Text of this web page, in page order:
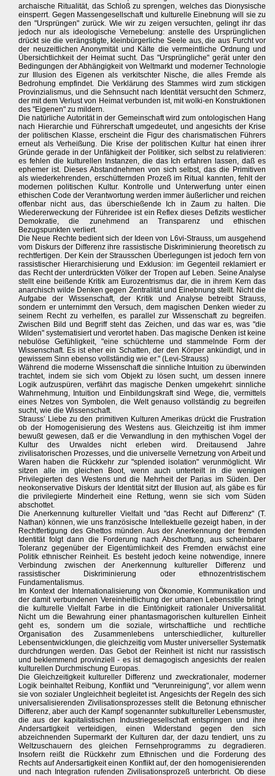
archaische Ritualität, das Schloß zu sprengen, welches das Dionysische
einsperrt. Gegen Massengesellschaft und kulturelle Einebnung will sie zu
den "Ursprüngen" zurück. Wie wir zu zeigen versuchten, gelingt ihr das
jedoch nur als ideologische Vernebelung: anstelle des Ursprünglichen
drückt sie die verängstigte, kleinbürgerliche Seele aus, die aus Furcht vor
der neuzeitlichen Anonymität und Kälte die vermeintliche Ordnung und
Übersichtlichkeit der Heimat sucht. Das "Ursprüngliche" gerät unter den
Bedingungen der Abhängigkeit von Weltmarkt und moderner Technologie
zur Illusion des Eigenen als verkitschter Nische, die alles Fremde als
Bedrohung empfindet. Die Verklärung des Stammes wird zum stickigen
Provinzialismus, und die Sehnsucht nach Identität versucht den Schmerz,
der mit dem Verlust von Heimat verbunden ist, mit wolki-en Konstruktionen
des "Eigenen" zu mildern.
Die natürliche Autorität in der Gemeinschaft wird zum ontologischen Hang
nach Hierarchie und Führerschaft umgedeutet, und angesichts der Krise
der politischen Klasse, erscheint die Figur des charismatischen Führers
erneut als Verheißung. Die Krise der politischen Kultur hat einen ihrer
Gründe gerade in der Unfähigkeit der Politiker, sich selbst zu relativieren:
es fehlen die kulturellen Instanzen, die das Ich erfahren lassen, daß es
ephemer ist. Dieses Abstandnehmen von sich selbst, das die Primitiven
als wiederkehrenden, erschütternden Prozeß im Ritual kannten, fehlt der
modernen politischen Kultur. Kontrolle und Unterwerfung unter einen
ethischen Code der Verantwortung werden immer äußerlicher und reichen
offenbar nicht aus, das überschießende Ich in Zaum zu halten. Die
Wiedererweckung der Führeridee ist ein Reflex dieses Defizits westlicher
Demokratie, die zunehmend an Transparenz und ethischen
Bezugspunkten verliert.
Die Neue Rechte bedient sich der Ideen von L6vi-Strauss, um ausgehend
vom Diskurs der Differenz ihre rassistische Diskriminierung theoretisch zu
rechtfertigen. Der Kein der Strausschen Überlegungen ist jedoch fern von
rassistischer Hierarchisierung und Exklusion: im Gegenteil reklamiert er
das Recht der unterdrückten Völker der Tropen auf Leben. Seine Analyse
stellt eine beißende Kritik am Eurozentrismus dar, die in ihrem Kern das
anarchisch wilde Denken gegen Zentralität und Einebnung stellt. Nicht die
Aufgabe der Wissenschaft, der Kritik und Analyse betreibt Strauss,
sondern er unternimmt den Versuch, dem magischen Denken wieder zu
seinem Recht zu verhelfen, es parallel zur Wissenschaft zu begreifen.
Zwischen Bild und Begriff steht das Zeichen, und das war es, was "die
Wilden" systematisiert und verortet haben. Das magische Denken ist keine
nebulöse Gefühligkeit, "eine schüchterne und stammelnde Form der
Wissenschaft. Es ist eher ein Schatten, der den Körper ankündigt, und in
gewissem Sinn ebenso vollständig wie er." (Levi-Strauss)
Während die moderne Wissenschaft die sinnliche Intuition zu überwinden
trachtet, indem sie sich vom Objekt zu lösen sucht, um dessen innere
Logik aufzuspüren, verfährt das magische Denken umgekehrt: sinnliche
Wahrnehmung, Intuition und Einbildungskraft sind Wege, die, vermittels
eines Netzes von Symbolen, die Welt genauso vollständig zu begreifen
sucht, wie die Wissenschaft.
Strauss’ Liebe zu den primitiven Kulturen Amerikas drückt die Frustration
ob der Homogenisierung des Westens aus. Gleichzeitig ist ihm immer
bewußt gewesen, daß er die Verwandlung in den mythischen Vogel der
Kultur des Urwaldes nicht erleben wird. Dreitausend Jahre
zivilisatorischen Prozesses, und die universelle Vernetzung von Arbeit und
Waren haben die Rückkehr zur "splended isolation" verunmöglicht. Wir
sitzen alle im gleichen Boot, wenn auch unterteilt in die wenigen
Privilegierten des Westens und die Mehrheit der Parias im Süden. Der
neokonservative Diskurs der Identität sitzt der Illusion auf, als gäbe es für
die privilegierte Minderheit eine Rettung, wenn sie sich vom Süden
abschottet.
Die Anerkennung kultureller Vielfalt und "das Recht auf Differenz" (T.
Nathan) können, wie uns französische Intellektuelle gezeigt haben, in der
Rechtfertigung des Ghettos münden. Aus der Anerkennung der fremden
Identität folgt dann die Forderung nach Abschottung, aus scheinbarer
Toleranz gegenüber der Eigentümlichkeit des Fremden erwächst eine
Politik ethnischer Reinheit. Es besteht jedoch keine notwendige, innere
Verbindung zwischen der Anerkennung kultureller Differenz und
rassistischer Diskriminierung oder ethnozentristischem
Fundamentalismus.
Im Kontext der Internationalisierung von Ökonomie, Kommunikation und
der damit verbundenen Vereinheitlichung der urbanen Lebensstile bringt
die kulturelle Vielfalt Farbe in die Eintönigkeit rationaler Universalität.
Nicht um die Bewahrung einer phantasmagorischen kulturellen Einheit
geht es, sondern um die soziale, wirtschaftliche und rechtliche
Organisation des Zusammenlebens unterschiedlicher, kultureller
Lebensentwicklungen, die gleichzeitig vom Muster universeller Systematik
durchdrungen werden. Das Gebot der Reinheit ist nicht nur rassistisch
und beklemmend provinziell - es ist demagogisch angesichts der realen
kulturellen Durchmischung Europas.
Die Gleichzeitigkeit kultureller Differenz und zweckrationaler, moderner
Logik beinhaltet Reibung, Konflikt und "Verunreinigung", vor allem wenn
sie von sozialer Ungleichheit begleitet ist. Angesichts der Regeln des sich
universalisierenden Zivilisationsprozesses stellt die Betonung ethnischer
Differenz, aber auch der Kampf sogenannter subkultureller Lebensmuster,
die aus der kapitalistischen Industriegesellschaft entspringen und ihre
Andersartigkeit verteidigen, einen Widerstand gegen den sich
abzeichnenden Supermarkt der Kulturen dar, der dazu tendiert, uns zu
Weltzuschauern des gleichen Fernsehprogramms zu degradieren.
Insofern reißt die Rückkehr zum Ethnischen und die Forderung des
Rechts auf Andersartigkeit einen Konflikt auf, der den homogenisierenden
und nach Integration rufenden Zivilisationsprozeß unterbricht. Ob diese